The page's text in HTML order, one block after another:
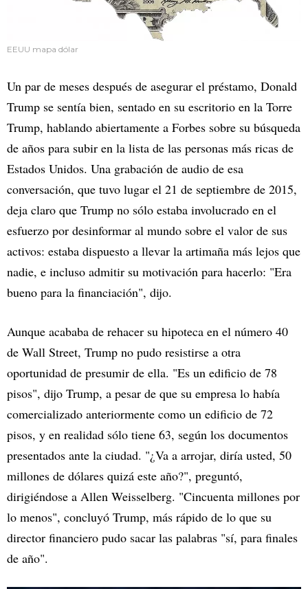
EEUU mapa dólar
Un par de meses después de asegurar el préstamo, Donald
Trump se sentía bien, sentado en su escritorio en la Torre
Trump, hablando abiertamente a Forbes sobre su búsqueda
de años para subir en la lista de las personas más ricas de
Estados Unidos. Una grabación de audio de esa
conversación, que tuvo lugar el 21 de septiembre de 2015,
deja claro que Trump no sólo estaba involucrado en el
esfuerzo por desinformar al mundo sobre el valor de sus
activos: estaba dispuesto a llevar la artimaña más lejos que
nadie, e incluso admitir su motivación para hacerlo: "Era
bueno para la financiación", dijo.
Aunque acababa de rehacer su hipoteca en el número 40
de Wall Street, Trump no pudo resistirse a otra
oportunidad de presumir de ella. "Es un edificio de 78
pisos", dijo Trump, a pesar de que su empresa lo había
comercializado anteriormente como un edificio de 72
pisos, y en realidad sólo tiene 63, según los documentos
presentados ante la ciudad. "¿Va a arrojar, diría usted, 50
millones de dólares quizá este año?", preguntó,
dirigiéndose a Allen Weisselberg. "Cincuenta millones por
lo menos", concluyó Trump, más rápido de lo que su
director financiero pudo sacar las palabras "sí, para finales
de año".